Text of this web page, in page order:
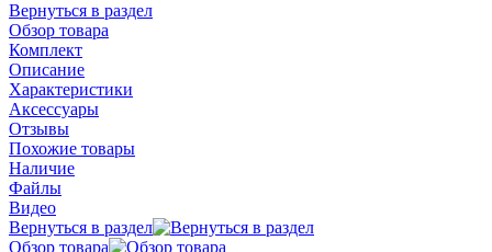
Вернуться в раздел
Обзор товара
Комплект
Описание
Характеристики
Аксессуары
Отзывы
Похожие товары
Наличие
Файлы
Видео
Вернуться в раздел
Обзор товара